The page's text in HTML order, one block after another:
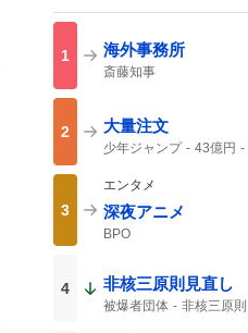
1 海外事務所
斎藤知事
2 大量注文
少年ジャンプ 43億円
3
エンタメ
深夜アニメ
BPO
4 非核三原則見直し
被爆者団体 非核三原則